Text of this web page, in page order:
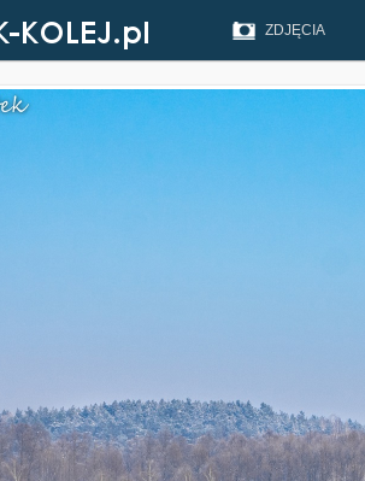
ZDJĘCIA